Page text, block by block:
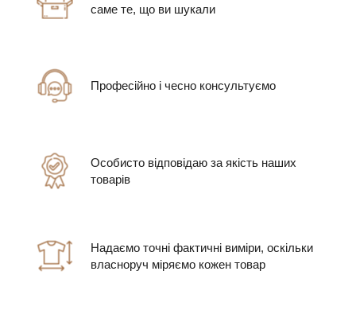
саме те, що ви шукали
Професійно і чесно консультуємо
Особисто відповідаю за якість наших
товарів
Надаємо точні фактичні виміри, оскільки
власноруч міряємо кожен товар